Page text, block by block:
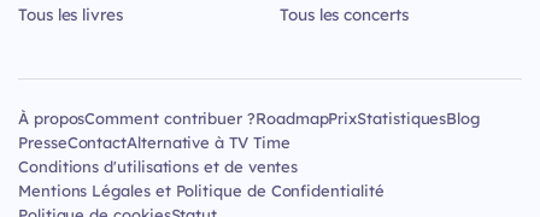
Tous les livres
Tous les concerts
À proposComment contribuer ?RoadmapPrixStatistiquesBlog
PresseContactAlternative à TV Time
Conditions d'utilisations et de ventes
Mentions Légales et Politique de Confidentialité